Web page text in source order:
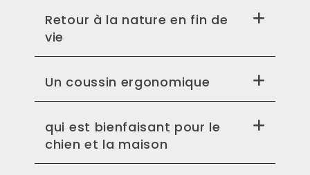
Retour à la nature en fin de
vie
Un coussin ergonomique
qui est bienfaisant pour le
chien et la maison